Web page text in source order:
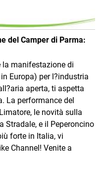
del Camper di Parma:
la manifestazione di
Europa) per l?industria
aperta, ti aspetta
La performance del
le novità sulla
Stradale, e il Peperoncino
forte in Italia, vi
Channel! Venite a